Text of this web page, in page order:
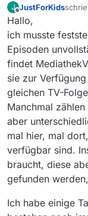
J
Offline
JustForKids
Hallo,
ich musste
Episoden
findet
sie zur
gleichen TV-
Manchmal
aber
mal hier, mal
verfügbar sind.
braucht, diese
gefunden
Ich habe einige